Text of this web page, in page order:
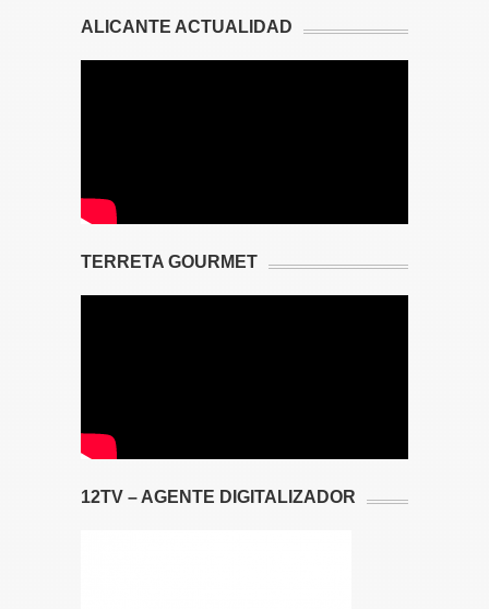
ALICANTE ACTUALIDAD
TERRETA GOURMET
12TV – AGENTE DIGITALIZADOR